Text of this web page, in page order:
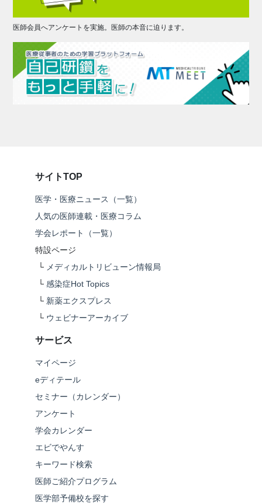
医師会員へアンケートを実施。医師の本音に迫ります。
サイトTOP
医学・医療ニュース（一覧）
人気の医師連載・医療コラム
学会レポート（一覧）
特設ページ
└ メディカルトリビューン情報局
└ 感染症Hot Topics
└ 新薬エクスプレス
└ ウェビナーアーカイブ
サービス
マイページ
eディテール
セミナー（カレンダー）
アンケート
学会カレンダー
エビでやんす
キーワード検索
医師ご紹介プログラム
医学部予備校を探す